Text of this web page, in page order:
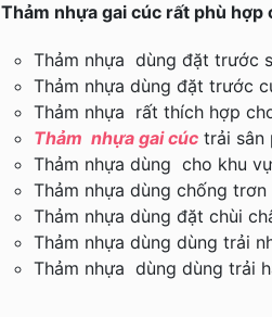
Thảm nhựa gai cúc rất phù
Thảm nhựa dùng đặt trước
Thảm nhựadùng đặt trước
Thảm nhựa rất thích hợp
Thảm nhựa gai cúc trải sân
Thảm nhựadùng cho khu
Thảm nhựadùng chống trơn
Thảm nhựa dùng đặt chùi
Thảm nhựadùng dùng trải
Thảm nhựadùng dùng trải